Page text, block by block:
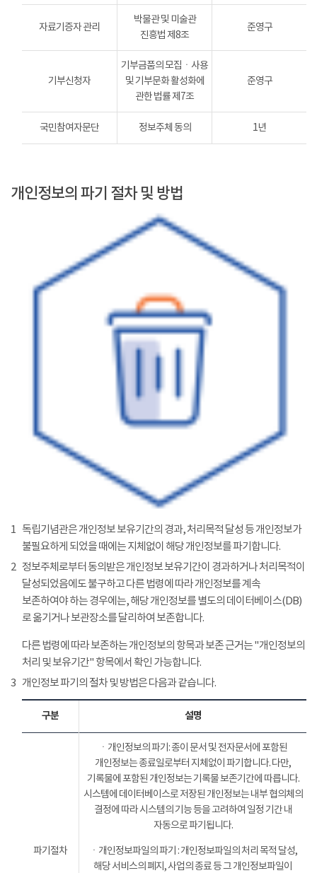
자료기증자 관리
박물관 및 미술관
진흥법 제8조
준영구
기부신청자
기부금품의 모집ㆍ사용
및 기부문화 활성화에
관한 법률 제7조
준영구
국민참여자문단 정보주체 동의 1년
개인정보의 파기 절차 및 방법
1 독립기념관은 개인정보 보유기간의 경과, 처리목적 달성 등 개인정보가
불필요하게 되었을 때에는 지체없이 해당 개인정보를 파기합니다.
2 정보주체로부터 동의받은 개인정보 보유기간이 경과하거나 처리목적이
달성되었음에도 불구하고 다른 법령에 따라 개인정보를 계속
보존하여야 하는 경우에는, 해당 개인정보를 별도의 데이터베이스(DB)
로 옮기거나 보관장소를 달리하여 보존합니다.
다른 법령에 따라 보존하는 개인정보의 항목과 보존 근거는 "개인정보의
처리 및 보유기간" 항목에서 확인 가능합니다.
3 개인정보 파기의 절차 및 방법은 다음과 같습니다.
구분 설명
파기절차
ㆍ개인정보의 파기: 종이 문서 및 전자문서에 포함된
개인정보는 종료일로부터 지체없이 파기합니다. 다만,
기록물에 포함된 개인정보는 기록물 보존기간에 따릅니다.
시스템에 데이터베이스로 저장된 개인정보는 내부 협의체의
결정에 따라 시스템의 기능 등을 고려하여 일정 기간 내
자동으로 파기됩니다.
ㆍ개인정보파일의 파기 : 개인정보파일의 처리 목적 달성,
해당 서비스의 폐지, 사업의 종료 등 그 개인정보파일이